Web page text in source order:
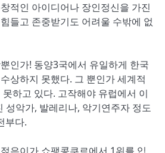
적인 아이디어나 장인정신을 가진
들고 존중받기도 어려울 수밖에 없
인가! 동양3국에서 유일하게 한국
상하지 못했다. 그 뿐인가 세계적
하고 있다. 고작해야 유럽에서 이
성악가, 발레리나, 악기연주자 정도
부다.